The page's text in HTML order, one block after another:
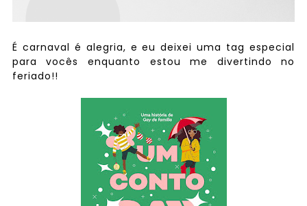
É carnaval é alegria, e eu deixei uma tag especial
para vocês enquanto estou me divertindo no
feriado!!